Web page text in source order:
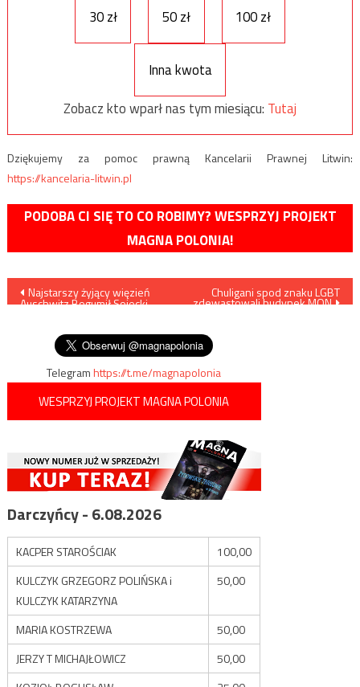
30 zł
50 zł 100 zł
Inna kwota
Zobacz kto wparł nas tym miesiącu: Tutaj
Dziękujemy za pomoc prawną Kancelarii Prawnej Litwin:
https://kancelaria-litwin.pl
PODOBA CI SIĘ TO CO ROBIMY? WESPRZYJ PROJEKT
MAGNA POLONIA!
Nawigacja
wpisu
Najstarszy żyjący więzień
Auschwitz Bogumił Sojecki
Chuligani spod znaku LGBT
zdewastowali budynek MON
Telegramhttps://t.me/magnapolonia
WESPRZYJ PROJEKT MAGNA POLONIA
Darczyńcy - 6.08.2026
KACPER STAROŚCIAK
100,00
KULCZYK GRZEGORZ POLIŃSKA i
KULCZYK KATARZYNA
50,00
MARIA KOSTRZEWA
50,00
JERZY T MICHAJŁOWICZ
50,00